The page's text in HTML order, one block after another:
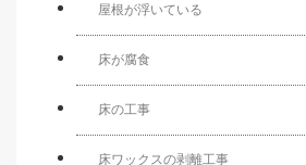
屋根が浮いている
床が腐食
床の工事
床ワックスの剥離工事